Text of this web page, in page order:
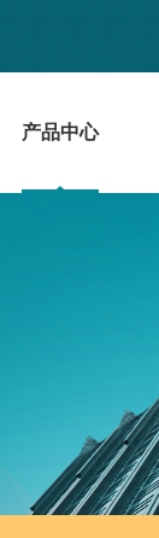
产品中心